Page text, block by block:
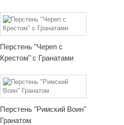
Перстень "Череп с
Крестом" с Гранатами
Перстень "Римский Воин"
Гранатом